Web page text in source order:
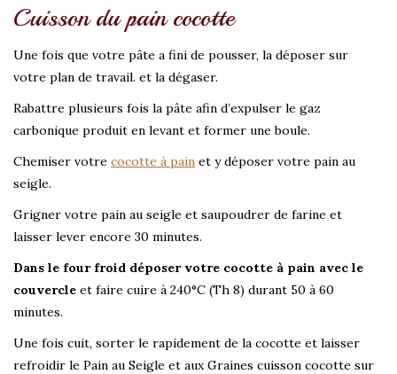
Cuisson du pain cocotte
Une fois que votre pâte a fini de pousser, la déposer sur
votre plan de travail. et la dégaser.
Rabattre plusieurs fois la pâte afin d’expulser le gaz
carbonique produit en levant et former une boule.
Chemiser votre cocotte à pain et y déposer votre pain au
seigle.
Grigner votre pain au seigle et saupoudrer de farine et
laisser lever encore 30 minutes.
Dans le four froid déposer votre cocotte à pain avec le
couvercle et faire cuire à 240°C (Th 8) durant 50 à 60
minutes.
Une fois cuit, sorter le rapidement de la cocotte et laisser
refroidir le Pain au Seigle et aux Graines cuisson cocotte sur